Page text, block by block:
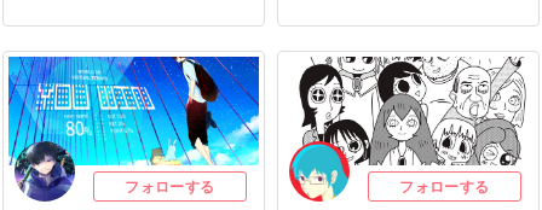
フォローする フォローする